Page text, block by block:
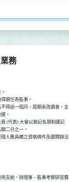
務
選任為監事。
得逾一個月。屆期未改選者，主
。
(代表) 大會以無記名限制連記
二分之一。
人應具備之資格條件及選聘辦法
支給，除理事、監事考察研習費